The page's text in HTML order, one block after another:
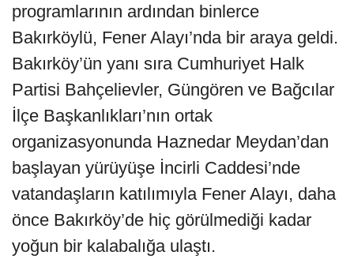
programlarının ardından binlerce
Bakırköylü, Fener Alayı’nda bir araya geldi.
Bakırköy’ün yanı sıra Cumhuriyet Halk
Partisi Bahçelievler, Güngören ve Bağcılar
İlçe Başkanlıkları’nın ortak
organizasyonunda Haznedar Meydan’dan
başlayan yürüyüşe İncirli Caddesi’nde
vatandaşların katılımıyla Fener Alayı, daha
önce Bakırköy’de hiç görülmediği kadar
yoğun bir kalabalığa ulaştı.